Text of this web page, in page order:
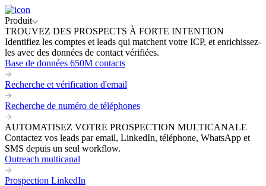
Produit
TROUVEZ DES PROSPECTS À FORTE INTENTION
Identifiez les comptes et leads qui matchent votre ICP, et enrichissez-
les avec des données de contact vérifiées.
Base de données 650M contacts
Recherche et vérification d'email
Recherche de numéro de téléphones
AUTOMATISEZ VOTRE PROSPECTION MULTICANALE
Contactez vos leads par email, LinkedIn, téléphone, WhatsApp et
SMS depuis un seul workflow.
Outreach multicanal
Prospection LinkedIn